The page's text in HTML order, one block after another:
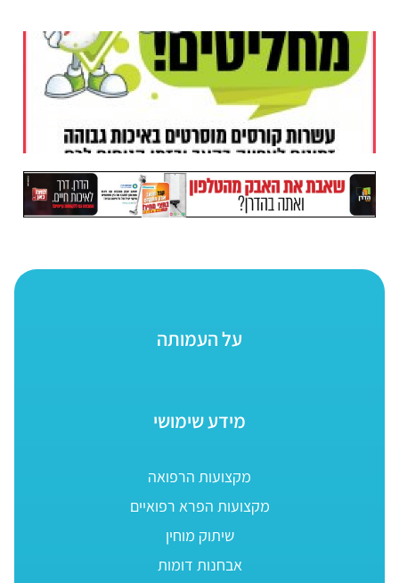
על העמותה
מידע שימושי
מקצועות הרפואה
מקצועות הפרא רפואיים
שיתוק מוחין
אבחנות דומות